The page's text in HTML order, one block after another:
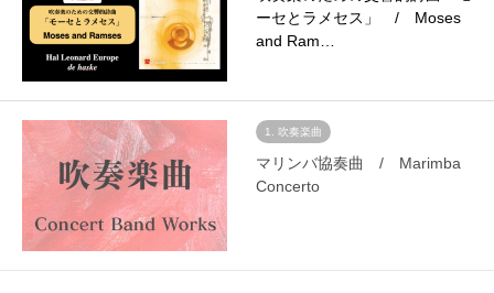
ーセとラメセス」 / Moses
and Ram…
1. 吹奏楽曲
マリンバ協奏曲 / Marimba
Concerto